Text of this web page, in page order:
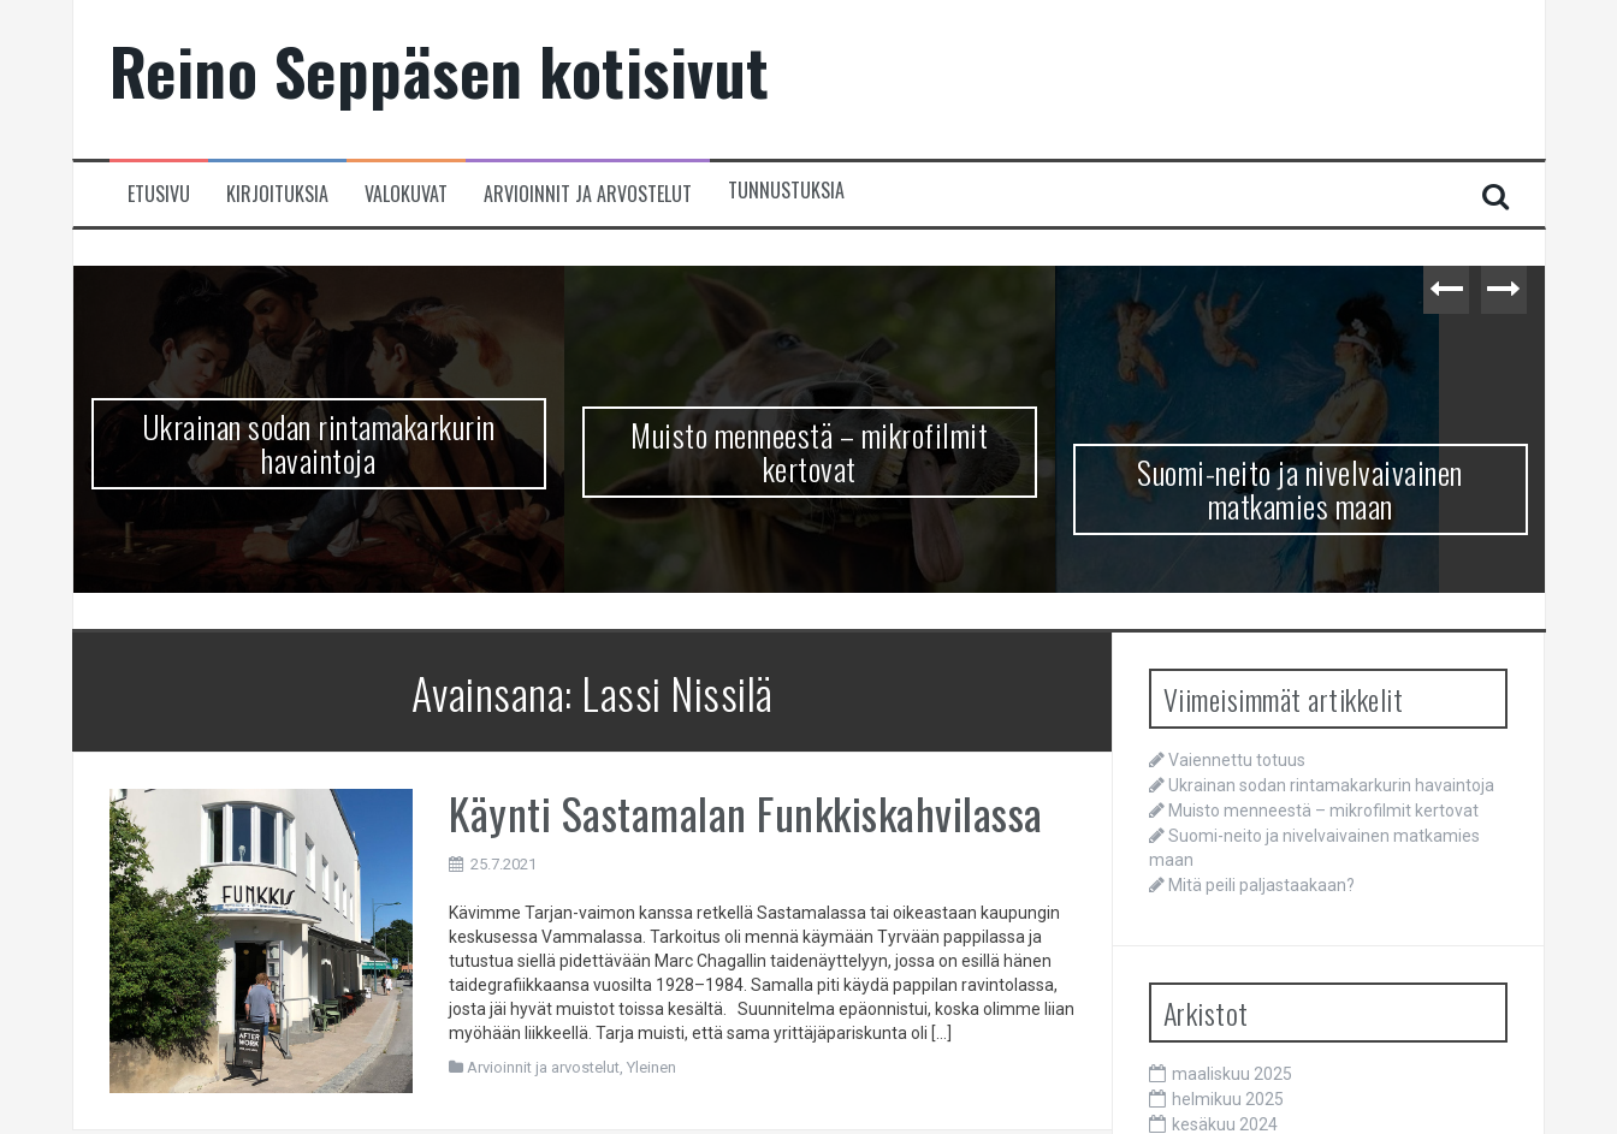
Reino Seppäsen kotisivut
ETUSIVU KIRJOITUKSIA VALOKUVAT ARVIOINNIT JA ARVOSTELUT TUNNUSTUKSIA
Ukrainan sodan rintamakarkurin
havaintoja
Muisto menneestä – mikrofilmit
kertovat Suomi-neito ja nivelvaivainen
matkamies maan
Avainsana: Lassi Nissilä
Käynti Sastamalan Funkkiskahvilassa
25.7.2021
Kävimme Tarjan-vaimon kanssa retkellä Sastamalassa tai oikeastaan kaupungin
keskusessa Vammalassa. Tarkoitus oli mennä käymään Tyrvään pappilassa ja
tutustua siellä pidettävään Marc Chagallin taidenäyttelyyn, jossa on esillä hänen
taidegrafiikkaansa vuosilta 1928–1984. Samalla piti käydä pappilan ravintolassa,
josta jäi hyvät muistot toissa kesältä. Suunnitelma epäonnistui, koska olimme liian
myöhään liikkeellä. Tarja muisti, että sama yrittäjäpariskunta oli […]
Arvioinnit ja arvostelut,Yleinen
Viimeisimmät artikkelit
Vaiennettu totuus
Ukrainan sodan rintamakarkurin havaintoja
Muisto menneestä – mikrofilmit kertovat
Suomi-neito ja nivelvaivainen matkamies
maan
Mitä peili paljastaakaan?
Arkistot
maaliskuu 2025
helmikuu 2025
kesäkuu 2024